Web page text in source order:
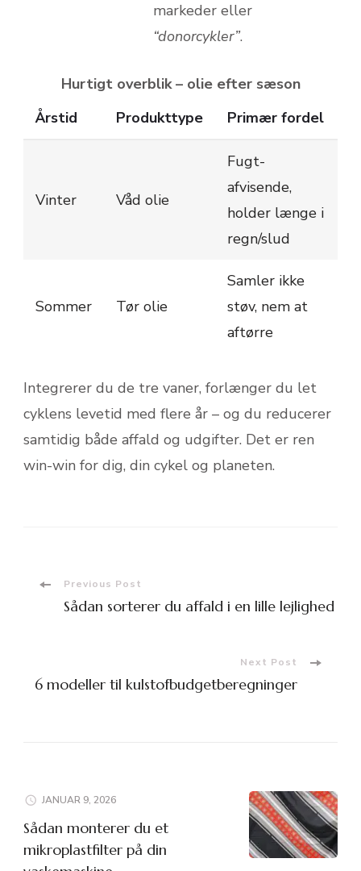
markeder eller
“donorcykler”.
Hurtigt overblik – olie efter sæson
Årstid
Produkttype Primær fordel
Vinter Våd olie
Fugt-
afvisende,
holder længe i
regn/slud
Sommer Tør olie
Saml­er ikke
støv, nem at
aftørre
Integrerer du de tre vaner, forlænger du let
cyklens levetid med flere år – og du reducerer
samtidig både affald og udgifter. Det er ren
win-win for dig, din cykel og planeten.
PostPrevious Post
Sådan sorterer du affald i en lille lejlighed
Next Post
6 modeller til kulstofbudgetberegninger
JANUAR 9, 2026
Sådan monterer du et
mikroplastfilter på din